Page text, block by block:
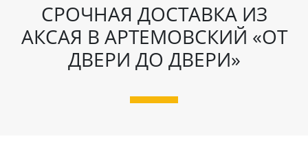
СРОЧНАЯ ДОСТАВКА ИЗ
АКСАЯ В АРТЕМОВСКИЙ «ОТ
ДВЕРИ ДО ДВЕРИ»